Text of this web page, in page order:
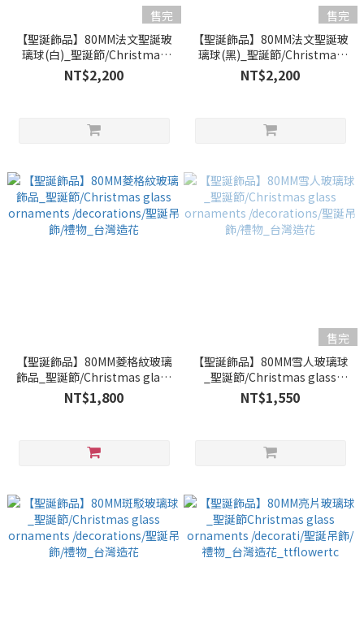
售完
【聖誕飾品】80MM法文聖誕玻
璃球(白)_聖誕節/Christmas
glass ornaments
/decorations/聖誕吊飾/禮物_
NT$2,200
售完
【聖誕飾品】80MM法文聖誕玻
璃球(黑)_聖誕節/Christmas
glass ornaments
/decorations/聖誕吊飾/禮物_
NT$2,200
【聖誕飾品】80MM菱格紋玻璃
飾品_聖誕節/Christmas glass
ornaments /decorations/聖
誕吊飾/禮物_台灣造花
NT$1,800
售完
【聖誕飾品】80MM雪人玻璃球
_聖誕節/Christmas glass
ornaments /decorations/聖
誕吊飾/禮物_台灣造花
NT$1,550